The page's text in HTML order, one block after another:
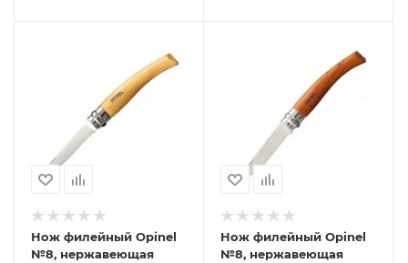
Нож филейный Opinel
№8, нержавеющая
Нож филейный Opinel
№8, нержавеющая